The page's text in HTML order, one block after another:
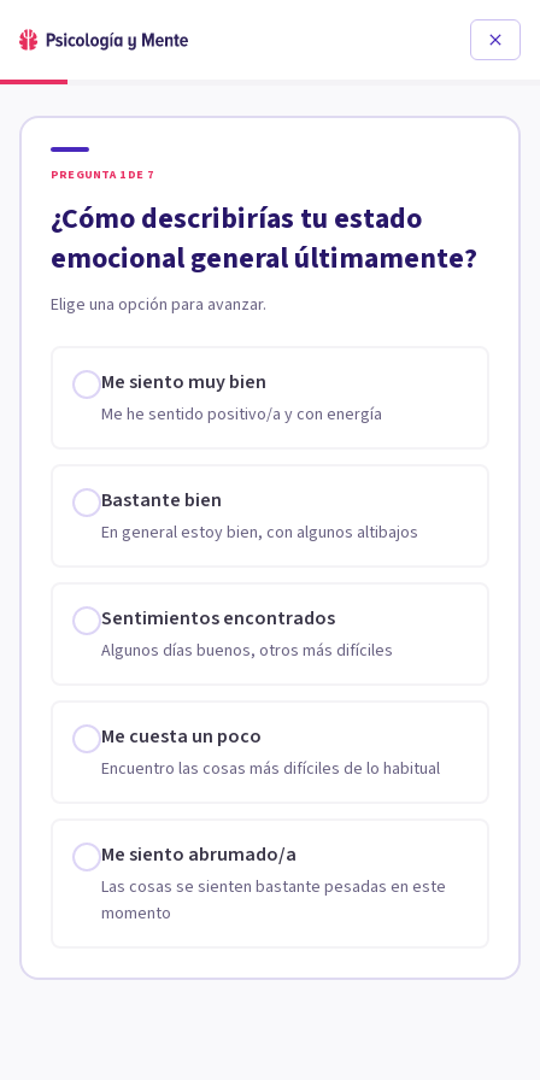
PREGUNTA 1 DE 7
¿Cómo describirías tu estado
emocional general últimamente?
Elige una opción para avanzar.
Me siento muy bien
Me he sentido positivo/a y con energía
Bastante bien
En general estoy bien, con algunos altibajos
Sentimientos encontrados
Algunos días buenos, otros más difíciles
Me cuesta un poco
Encuentro las cosas más difíciles de lo habitual
Me siento abrumado/a
Las cosas se sienten bastante pesadas en este
momento